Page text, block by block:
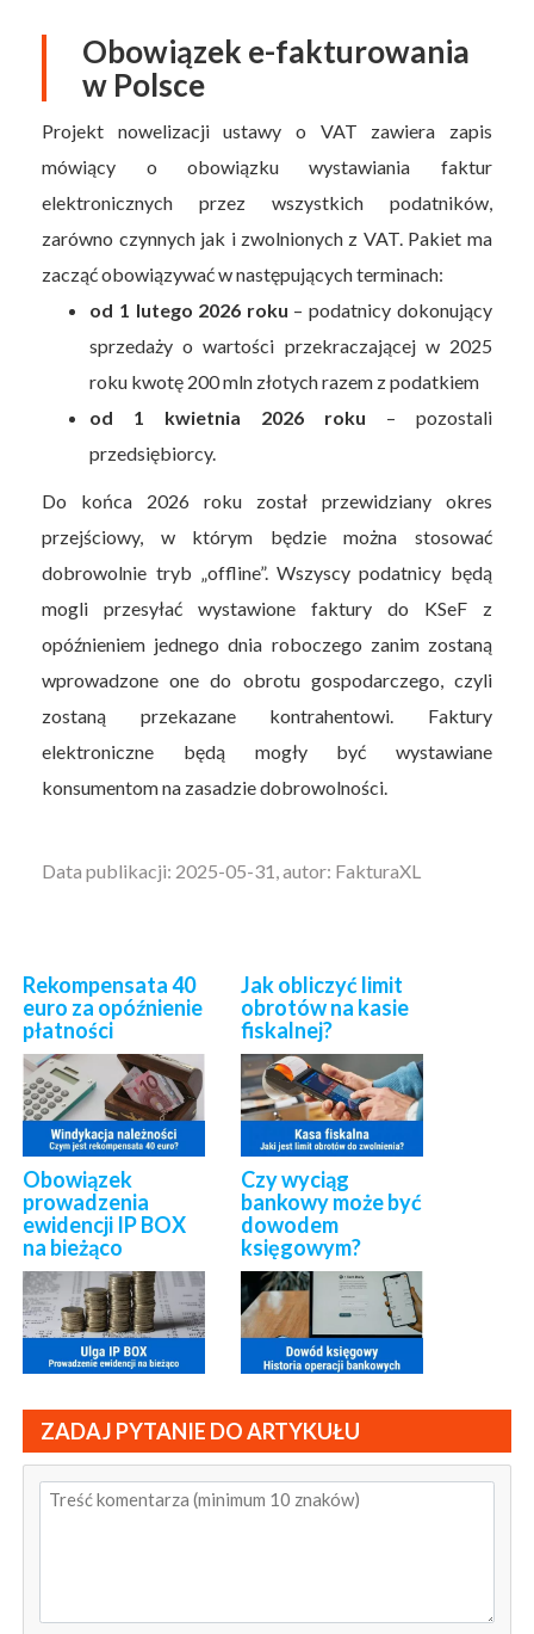
Obowiązek e-fakturowania
w Polsce
Projekt nowelizacji ustawy o VAT zawiera zapis
mówiący o obowiązku wystawiania faktur
elektronicznych przez wszystkich podatników,
zarówno czynnych jak i zwolnionych z VAT. Pakiet ma
zacząć obowiązywać w następujących terminach:
od 1 lutego 2026 roku – podatnicy dokonujący
sprzedaży o wartości przekraczającej w 2025
roku kwotę 200 mln złotych razem z podatkiem
od 1 kwietnia 2026 roku – pozostali
przedsiębiorcy.
Do końca 2026 roku został przewidziany okres
przejściowy, w którym będzie można stosować
dobrowolnie tryb „offline”. Wszyscy podatnicy będą
mogli przesyłać wystawione faktury do KSeF z
opóźnieniem jednego dnia roboczego zanim zostaną
wprowadzone one do obrotu gospodarczego, czyli
zostaną przekazane kontrahentowi. Faktury
elektroniczne będą mogły być wystawiane
konsumentom na zasadzie dobrowolności.
Data publikacji: 2025-05-31, autor: FakturaXL
Rekompensata 40
euro za opóźnienie
płatności
Jak obliczyć limit
obrotów na kasie
fiskalnej?
Obowiązek
prowadzenia
ewidencji IP BOX
na bieżąco
Czy wyciąg
bankowy może być
dowodem
księgowym?
ZADAJ PYTANIE DO ARTYKUŁU